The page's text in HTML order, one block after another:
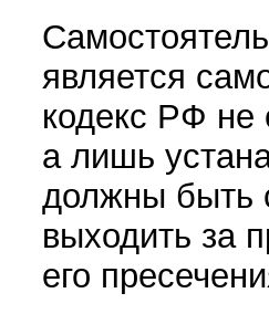
является
кодекс РФ не
а лишь
должны быть
выходить за
его